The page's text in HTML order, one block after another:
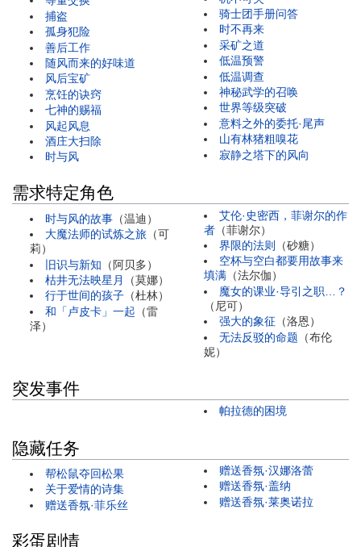
捕盗
孤身犯险
善后工作
随风而来的好味道
风后宝矿
烹饪的诀窍
七神的赐福
风起风息
酒庄大扫除
时与风
骑士团手册问答
时不再来
采矿之道
低温预警
低温调查
神秘武学的召唤
世界等级突破
意料之外的委托·尾声
山有林猪粗嗅花
寂静之塔下的风向
需求特定角色
时与风的故事 （温迪 ）
大魔法师的试炼之旅 （可
莉）
旧识与新知 （ 阿贝多）
枯井无法映星月
（莫娜）
行于世间的孩子 （杜林）
和「卢皮卡」一起 （雷
泽）
艾伦·史密西，菲谢尔的作
者 （菲谢尔）
界限的法则
（砂糖）
空杯与空白都要用故事来
填满 （法尔伽）
魔女的课业·导引之职…？
（ 尼可）
强大的象征 （洛恩）
无法反驳的命题 （布伦
妮）
突发事件
帕拉德的困境
隐藏任务
帮松鼠夺回松果
关于爱情的诗集
赠送香氛·菲乐丝
赠送香氛·汉娜洛蕾
赠送香氛·盖纳
赠送香氛·莱奥诺拉
彩蛋剧情